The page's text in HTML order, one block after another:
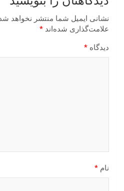
نشانی ایمیل شما منتشر نخواهد
علامت‌گذاری شده‌اند *
دیدگاه *
نام *